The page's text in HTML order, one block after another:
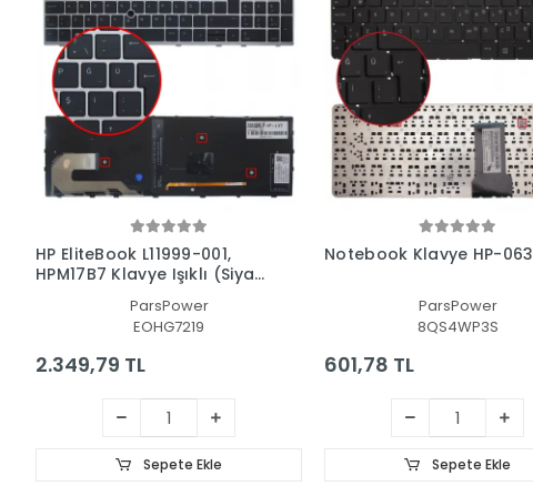
HP EliteBook L11999-001,
HPM17B7 Klavye Işıklı (Siyah
ParsPower
EOHG7219
2.349,79 TL
Sepete Ekle
Notebook Klavye HP-063
ParsPower
8QS4WP3S
601,78 TL
Sepete Ekle